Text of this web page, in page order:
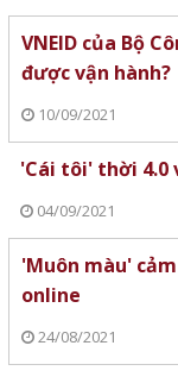
VNEID của Bộ
được vận hành?
10/09/2021
'Cái tôi' thời 4.0
04/09/2021
'Muôn màu'
online
24/08/2021